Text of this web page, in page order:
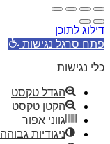
דילוג לתוכן
פתח סרגל נגישות
כלי נגישות
הגדל טקסט
הקטן טקסט
גווני אפור
ניגודיות גבוהה